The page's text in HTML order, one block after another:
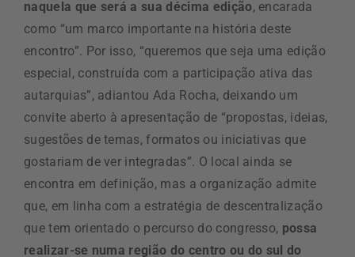
naquela que será a sua décima edição, encarada
como “um marco importante na história deste
encontro”. Por isso, “queremos que seja uma edição
especial, construída com a participação ativa das
autarquias”, adiantou Ada Rocha, deixando um
convite aberto à apresentação de “propostas, ideias,
sugestões de temas, formatos ou iniciativas que
gostariam de ver integradas”. O local ainda se
encontra em definição, mas a organização admite
que, em linha com a estratégia de descentralização
que tem orientado o percurso do congresso, possa
realizar-se numa região do centro ou do sul do